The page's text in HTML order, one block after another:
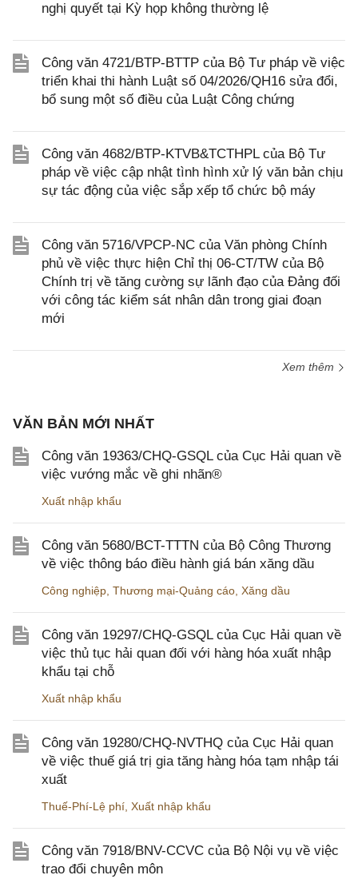
nghị quyết tại Kỳ họp không thường lệ
Công văn 4721/BTP-BTTP của Bộ Tư pháp về việc
triển khai thi hành Luật số 04/2026/QH16 sửa đổi,
bổ sung một số điều của Luật Công chứng
Công văn 4682/BTP-KTVB&TCTHPL của Bộ Tư
pháp về việc cập nhật tình hình xử lý văn bản chịu
sự tác động của việc sắp xếp tổ chức bộ máy
Công văn 5716/VPCP-NC của Văn phòng Chính
phủ về việc thực hiện Chỉ thị 06-CT/TW của Bộ
Chính trị về tăng cường sự lãnh đạo của Đảng đối
với công tác kiểm sát nhân dân trong giai đoạn
mới
Xem thêm
VĂN BẢN MỚI NHẤT
Công văn 19363/CHQ-GSQL của Cục Hải quan về
việc vướng mắc về ghi nhãn®
Xuất nhập khẩu
Công văn 5680/BCT-TTTN của Bộ Công Thương
về việc thông báo điều hành giá bán xăng dầu
Công nghiệp Thương mại-Quảng cáo Xăng dầu
Công văn 19297/CHQ-GSQL của Cục Hải quan về
việc thủ tục hải quan đối với hàng hóa xuất nhập
khẩu tại chỗ
Xuất nhập khẩu
Công văn 19280/CHQ-NVTHQ của Cục Hải quan
về việc thuế giá trị gia tăng hàng hóa tạm nhập tái
xuất
Thuế-Phí-Lệ phí Xuất nhập khẩu
Công văn 7918/BNV-CCVC của Bộ Nội vụ về việc
trao đổi chuyên môn